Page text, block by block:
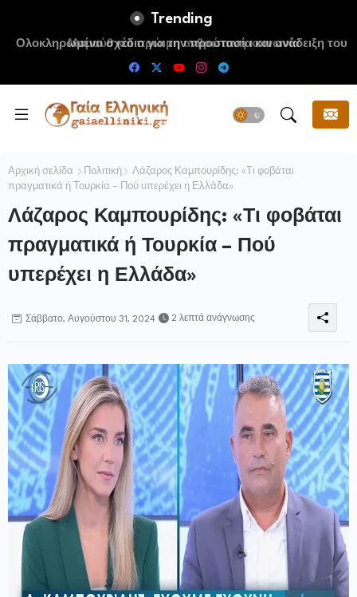
Trending
Ολοκληρωμένο σχέδιο για την προστασία και ανάδειξη του
Ραμνούντος
Αρχική σελίδα Πολιτική
Λάζαρος Καμπουρίδης: «Τι φοβάται
πραγματικά ή Τουρκία – Πού υπερέχει η Ελλάδα»
Λάζαρος Καμπουρίδης: «Τι φοβάται
πραγματικά ή Τουρκία – Πού
υπερέχει η Ελλάδα»
Σάββατο, Αυγούστου 31, 2024 2 λεπτά ανάγνωσης